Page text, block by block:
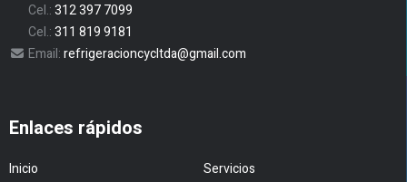
Cel.:312 397 7099
Cel.:311 819 9181
Email:refrigeracioncycltda@gmail.com
Enlaces rápidos
Inicio
Servicios